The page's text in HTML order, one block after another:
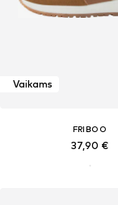
Vaikams
FRIBOO
37,90 €